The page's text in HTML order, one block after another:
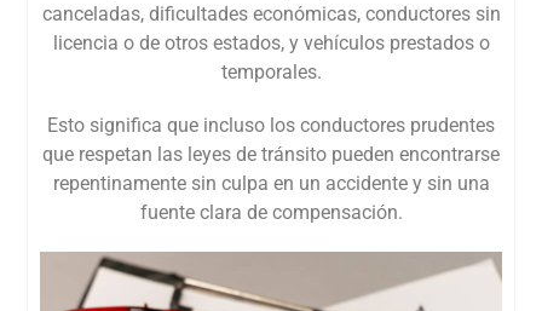
canceladas, dificultades económicas, conductores sin
licencia o de otros estados, y vehículos prestados o
temporales.
Esto significa que incluso los conductores prudentes
que respetan las leyes de tránsito pueden encontrarse
repentinamente sin culpa en un accidente y sin una
fuente clara de compensación.